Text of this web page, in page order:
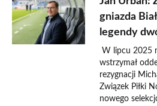
gniazda
legendy
W lipcu 2025
wstrzymał
rezygnacji
Związek Piłki
nowego